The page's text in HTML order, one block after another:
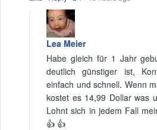
Lea Meier
Habe gleich für 1 Jahr
deutlich günstiger ist,
einfach und schnell. Wenn
kostet es 14,99 Dollar was
Lohnt sich in jedem Fall
👍 👍